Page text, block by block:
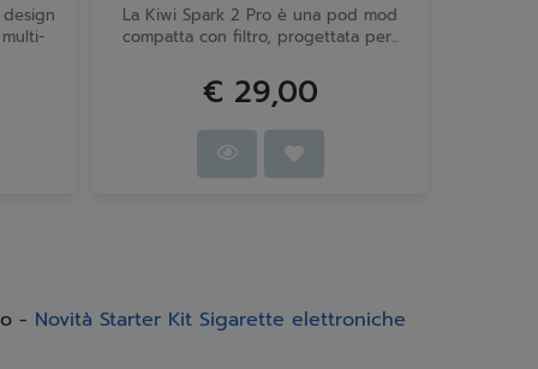
La Kiwi Spark 2 Pro è una pod mod
compatta con filtro, progettata per...
€ 29,00
- Novità Starter Kit Sigarette elettroniche